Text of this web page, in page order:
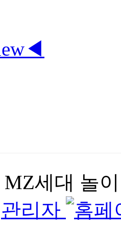
◀
세대 놀이
관리자